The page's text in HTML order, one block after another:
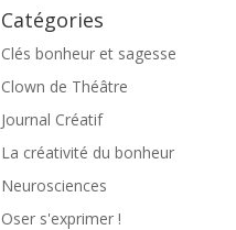
Catégories
Clés bonheur et sagesse
Clown de Théâtre
Journal Créatif
La créativité du bonheur
Neurosciences
Oser s'exprimer !